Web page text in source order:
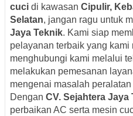
cuci di kawasan Cipulir,
Selatan, jangan ragu untuk
Jaya Teknik. Kami siap
pelayanan terbaik yang kami
menghubungi kami melalui
melakukan pemesanan
mengenai masalah
Dengan CV. Sejahtera Jaya
perbaikan AC serta mesin